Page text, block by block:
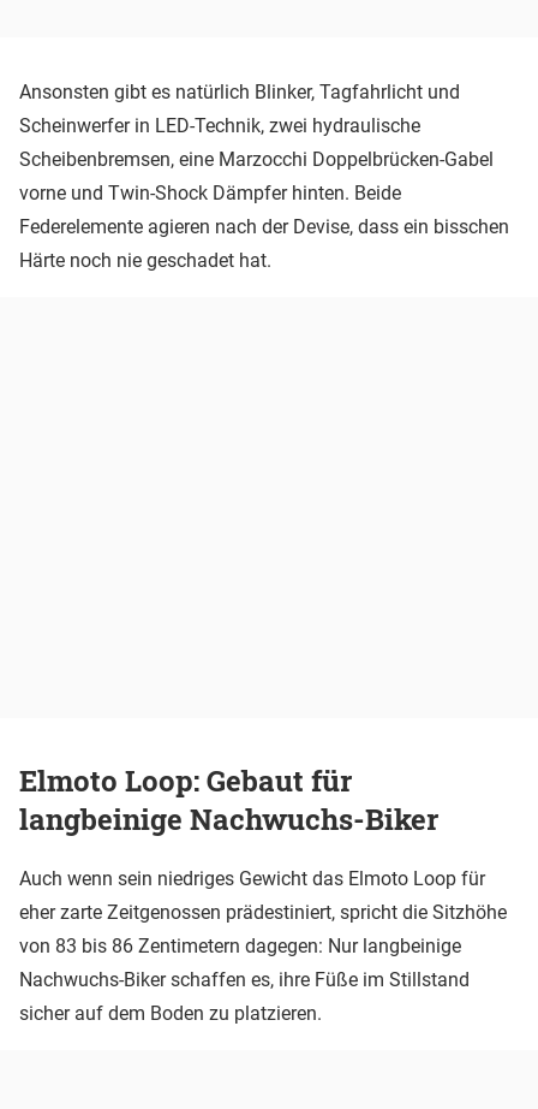
Ansonsten gibt es natürlich Blinker, Tagfahrlicht und
Scheinwerfer in LED-Technik, zwei hydraulische
Scheibenbremsen, eine Marzocchi Doppelbrücken-Gabel
vorne und Twin-Shock Dämpfer hinten. Beide
Federelemente agieren nach der Devise, dass ein bisschen
Härte noch nie geschadet hat.
Elmoto Loop: Gebaut für
langbeinige Nachwuchs-Biker
Auch wenn sein niedriges Gewicht das Elmoto Loop für
eher zarte Zeitgenossen prädestiniert, spricht die Sitzhöhe
von 83 bis 86 Zentimetern dagegen: Nur langbeinige
Nachwuchs-Biker schaffen es, ihre Füße im Stillstand
sicher auf dem Boden zu platzieren.